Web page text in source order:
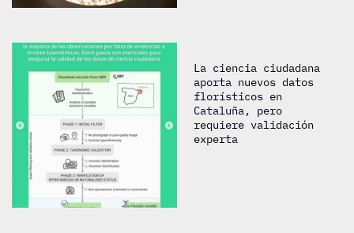
La ciencia ciudadana
aporta nuevos datos
florísticos en
Cataluña, pero
requiere validación
experta